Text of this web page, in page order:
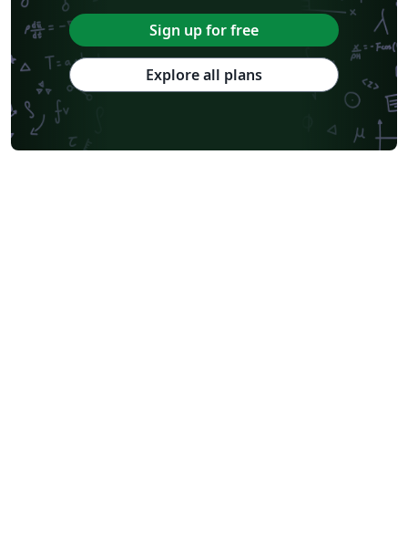
Sign up for free
Explore all plans